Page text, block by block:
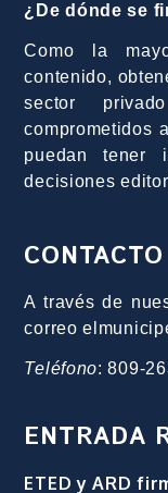
¿De dónde se
Como la
contenido,
sector
comprometidos
puedan tener
decisiones
CONTACTO
A través de
correo
Teléfono: 809-
ENTRADA
ETED y ARD